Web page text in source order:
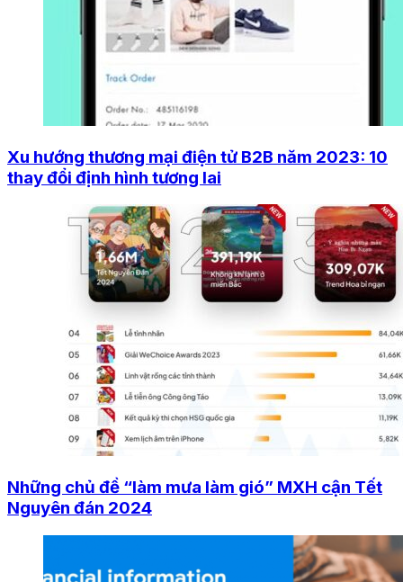
Xu hướng thương mại điện tử B2B năm 2023: 10
thay đổi định hình tương lai
Những chủ đề “làm mưa làm gió” MXH cận Tết
Nguyên đán 2024